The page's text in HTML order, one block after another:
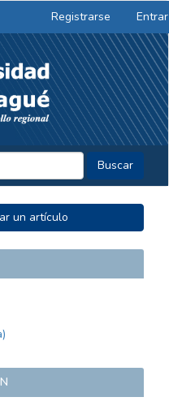
Registrarse Entrar
Buscar
un artículo